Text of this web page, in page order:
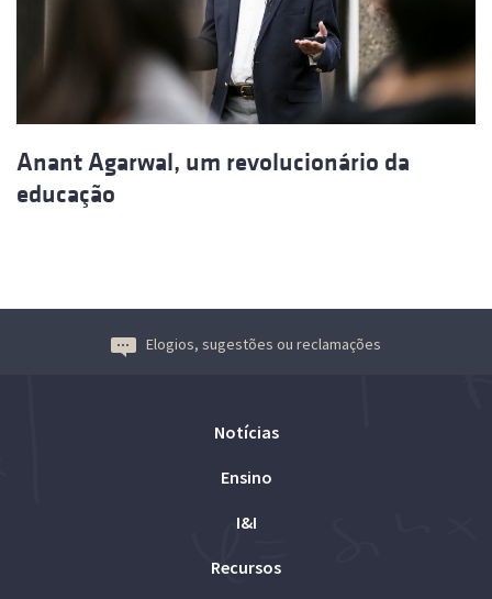
Anant Agarwal, um revolucionário da
educação
Elogios, sugestões ou reclamações
Notícias
Ensino
I&I
Recursos